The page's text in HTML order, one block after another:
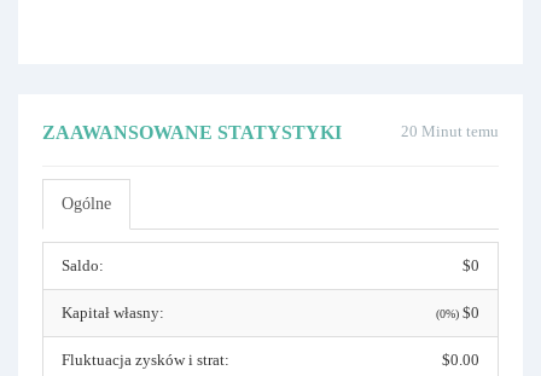
20 Minut temu
ZAAWANSOWANE STATYSTYKI
Ogólne
Saldo: $0
Kapitał własny: (0%) $0
Fluktuacja zysków i strat: $0.00